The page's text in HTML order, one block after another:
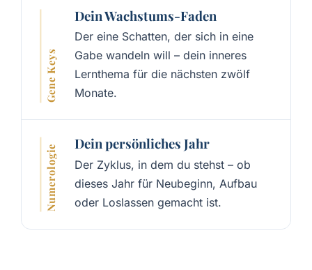
Gene Keys
Dein Wachstums-Faden
Der eine Schatten, der sich in eine
Gabe wandeln will – dein inneres
Lernthema für die nächsten zwölf
Monate.
Numerologie
Dein persönliches Jahr
Der Zyklus, in dem du stehst – ob
dieses Jahr für Neubeginn, Aufbau
oder Loslassen gemacht ist.